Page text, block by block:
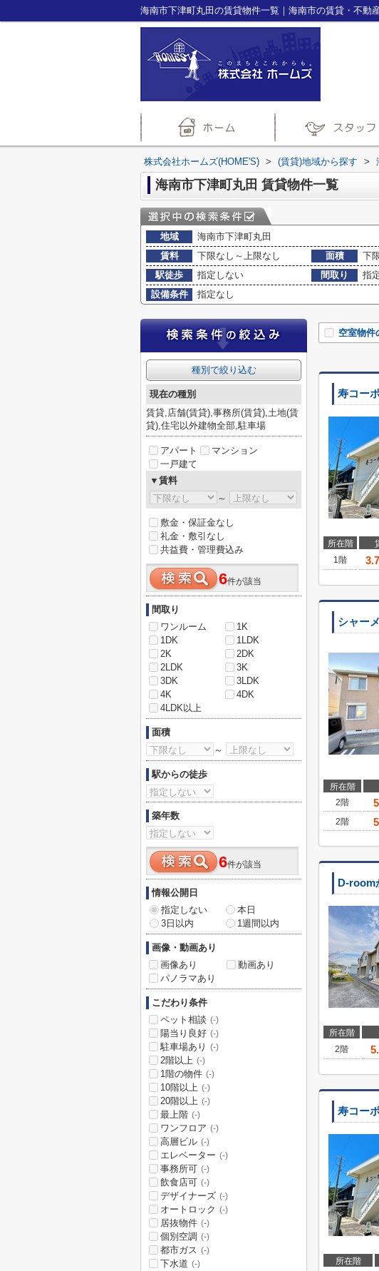
株式会社ホームズ(HOME'S) > (賃貸)地域から探す >
海南市下津町丸田 賃貸物件一覧
地域
海南市下津町丸田
賃料
下限なし～上限なし 面積 下
駅徒歩
指定しない 間取り
指
設備条件
指定なし
空室物件
寿コー
所在階
1階
3.7
シャー
所在階
2階
2階
D-room
所在階
2階
寿コー
所在階
種別で絞り込む
現在の種別
賃貸,店舗(賃貸),事務所(賃貸),土地(賃
貸),住宅以外建物全部,駐車場
アパート
マンション
一戸建て
▼賃料
～
敷金・保証金なし
礼金・敷引なし
共益費・管理費込み
6件が該当
間取り
ワンルーム
1K
1DK
1LDK
2K
2DK
2LDK
3K
3DK
3LDK
4K
4DK
4LDK以上
面積
～
駅からの徒歩
築年数
6件が該当
情報公開日
指定しない
本日
3日以内
1週間以内
画像・動画あり
画像あり
動画あり
パノラマあり
こだわり条件
ペット相談 (-)
陽当り良好 (-)
駐車場あり (-)
2階以上 (-)
1階の物件 (-)
10階以上 (-)
20階以上 (-)
最上階 (-)
ワンフロア (-)
高層ビル (-)
エレベーター (-)
事務所可 (-)
飲食店可 (-)
デザイナーズ (-)
オートロック (-)
居抜物件 (-)
個別空調 (-)
都市ガス (-)
下水道 (-)